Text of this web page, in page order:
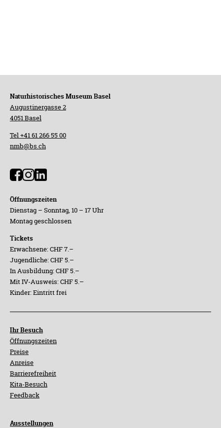
Öffnungszeiten
–
Sonntag,
10
–
17
geschlossen
Naturhistorisches Museum Basel
Augustinergasse 2
4051 Basel
Tel +41 61 266 55 00
nmb@bs.ch
Öffnungszeiten
Dienstag – Sonntag, 10 – 17 Uhr
Montag geschlossen
Tickets
Erwachsene: CHF 7.–
Jugendliche: CHF 5.–
In Ausbildung: CHF 5.–
Mit IV-Ausweis: CHF 5.–
Kinder: Eintritt frei
Ihr Besuch
Öffnungszeiten
Preise
Anreise
Barrierefreiheit
Kita-Besuch
Feedback
Ausstellungen